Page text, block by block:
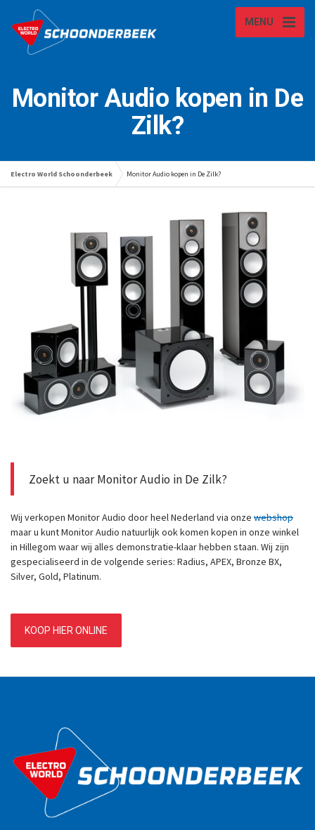
MENU
Monitor Audio kopen in De
Zilk?
Electro World Schoonderbeek Monitor Audio kopen in De Zilk?
Zoekt u naar Monitor Audio in De Zilk?
Wij verkopen Monitor Audio door heel Nederland via onze webshop
maar u kunt Monitor Audio natuurlijk ook komen kopen in onze winkel
in Hillegom waar wij alles demonstratie-klaar hebben staan. Wij zijn
gespecialiseerd in de volgende series: Radius, APEX, Bronze BX,
Silver, Gold, Platinum.
KOOP HIER ONLINE